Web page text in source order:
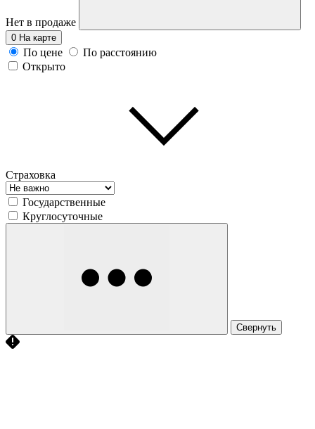
Нет в продаже
0 На карте
По цене
По расстоянию
Открыто
Страховка
Государственные
Круглосуточные
Свернуть